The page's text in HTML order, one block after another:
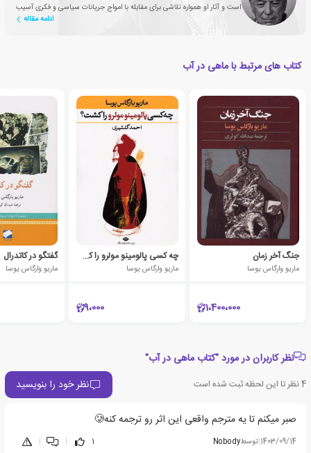
است و آثار او همواره تلاشی برای مقابله با امواج جریانات سیاسی و فکری آسیب
ادامه مقاله
کتاب های مرتبط با ماهی در آب
جنگ آخر زمان
ماریو وارگاس یوسا
1،400،000
چه کسی پالومینو مولرو را کشت؟
ماریو وارگاس یوسا
9،000
گفتگو در کاتدرال
ماریو وارگاس یوسا
نظر کاربران در مورد "کتاب ماهی در آب"
4 نظر تا این لحظه ثبت شده است نظر خود را بنویسید
صبر میکنم تا یه مترجم واقعی این اثر رو ترجمه کنه🥲
1403/09/14
|توسطNobody
1
|
|